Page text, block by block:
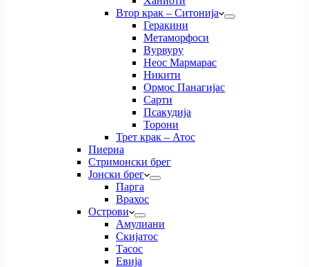
Втор крак – Ситонија
Геракини
Метаморфоси
Вурвуру
Неос Мармарас
Никити
Ормос Панагијас
Сарти
Псакудија
Торони
Трет крак – Атос
Пиериа
Стримонски брег
Јонски брег
Парга
Врахос
Острови
Амулиани
Скијатос
Тасос
Евија